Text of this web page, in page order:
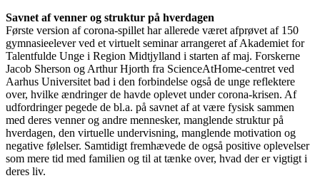
Savnet af venner og struktur på hverdagen
Første version af corona-spillet har allerede været afprøvet af 150
gymnasieelever ved et virtuelt seminar arrangeret af Akademiet for
Talentfulde Unge i Region Midtjylland i starten af maj. Forskerne
Jacob Sherson og Arthur Hjorth fra ScienceAtHome-centret ved
Aarhus Universitet bad i den forbindelse også de unge reflektere
over, hvilke ændringer de havde oplevet under corona-krisen. Af
udfordringer pegede de bl.a. på savnet af at være fysisk sammen
med deres venner og andre mennesker, manglende struktur på
hverdagen, den virtuelle undervisning, manglende motivation og
negative følelser. Samtidigt fremhævede de også positive oplevelser
som mere tid med familien og til at tænke over, hvad der er vigtigt i
deres liv.